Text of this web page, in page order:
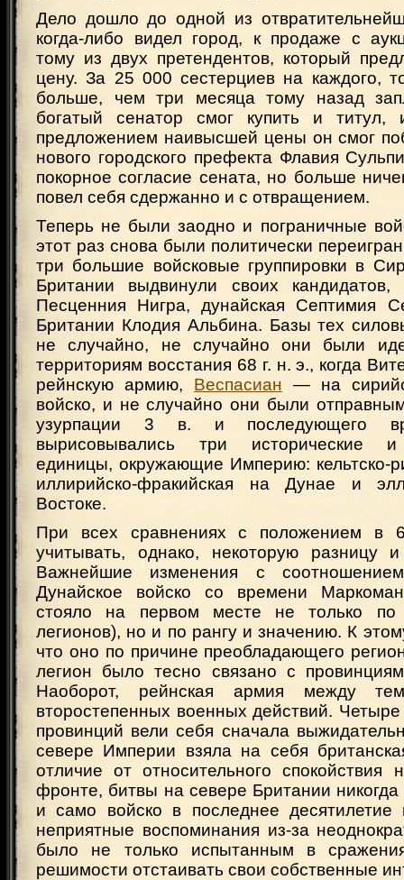
Дело дошло до одной из
когда-либо видел город, к продаже с
тому из двух претендентов, который
цену. За 25 000 сестерциев на каждого,
больше, чем три месяца тому назад
богатый сенатор смог купить и
предложением наивысшей цены он смог
нового городского префекта Флавия
покорное согласие сената, но больше
повел себя сдержанно и с отвращением.
Теперь не были заодно и пограничные
этот раз снова были политически
три большие войсковые группировки в
Британии выдвинули своих кандидатов,
Песценния Нигра, дунайская Септимия
Британии Клодия Альбина. Базы тех
не случайно, не случайно они были
территориям восстания 68 г. н. э., когда
рейнскую армию, Веспасиан — на
войско, и не случайно они были
узурпации 3 в. и последующего
вырисовывались три исторические и
единицы, окружающие Империю: кельтско-
иллирийско-фракийская на Дунае и
Востоке.
При всех сравнениях с положением в
учитывать, однако, некоторую разницу
Важнейшие изменения с
Дунайское войско со времени
стояло на первом месте не только по
легионов), но и по рангу и значению. К
что оно по причине преобладающего
легион было тесно связано с
Наоборот, рейнская армия между
второстепенных военных действий.
провинций вели себя сначала
севере Империи взяла на себя
отличие от относительного спокойствия
фронте, битвы на севере Британии
и само войско в последнее
неприятные воспоминания из-за
было не только испытанным в
решимости отстаивать свои собственные